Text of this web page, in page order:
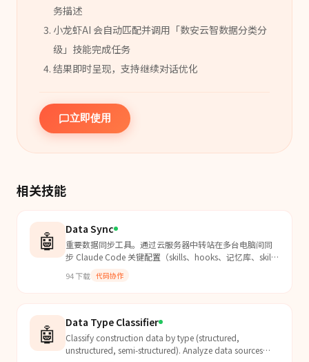
务描述
小龙虾AI 会自动匹配并调用「数安云智数据分类分
级 」 技能完成任务
结果即时呈现，支持继续对话优化
立即使用
相关技能
🤖 Data Sync
重要数据同步工具。通过云服务器中转站在多台电脑间同
步 Claude Code 关键配置（skills、hooks、记忆库、skill-
init/pull/push/backup/status 五个子命令。
94下载 代码协作
🤖 Data Type Classifier
Classify construction data by type (structured,
unstructured, semi-structured). Analyze data sources